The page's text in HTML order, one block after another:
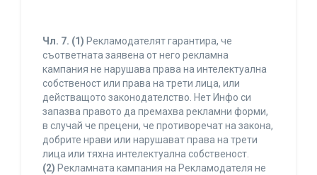
Чл. 7. (1) Рекламодателят гарантира, че
съответната заявена от него рекламна
кампания не нарушава права на интелектуална
собственост или права на трети лица, или
действащото законодателство. Нет Инфо си
запазва правото да премахва рекламни форми,
в случай че прецени, че противоречат на закона,
добрите нрави или нарушават права на трети
лица или тяхна интелектуална собственост.
(2) Рекламната кампания на Рекламодателя не